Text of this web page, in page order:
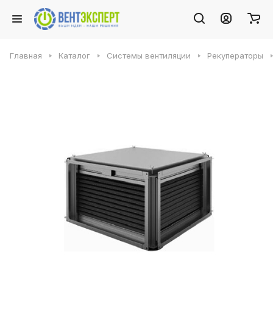
Главная Каталог Системы вентиляции Рекуператоры